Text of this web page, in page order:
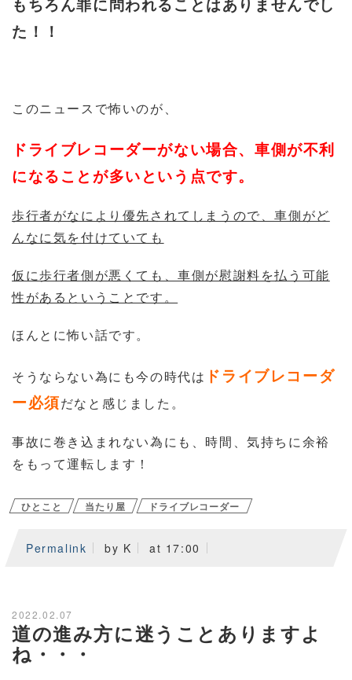
た！！
このニュースで怖いのが、
ドライブレコーダーがない場合、車側が不利
になることが多いという点です。
歩行者がなにより優先されてしまうので、車側がど
んなに気を付けていても
仮に歩行者側が悪くても、車側が慰謝料を払う可能
性があるということです。
ほんとに怖い話です。
そうならない為にも今の時代は ドライブレコーダ
ー必須だなと感じました。
事故に巻き込まれない為にも、時間、気持ちに余裕
をもって運転します！
ひとこと 当たり屋 ドライブレコーダー
Permalink by K at 17:00
2022.02.07
道の進み方に迷うことありますよ
ね・・・